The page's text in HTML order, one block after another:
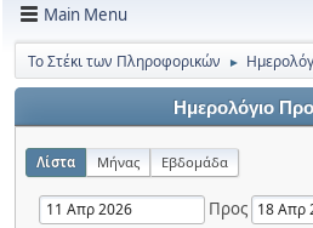
Main Menu
Το Στέκι των Πληροφορικών ►
Ημερολόγιο
Λίστα Μήνας Εβδομάδα
Προς